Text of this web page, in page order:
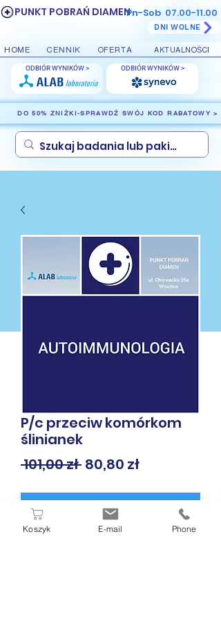
PUNKT POBRAŃ DIAMENPn-Sob 07.00-11.00
DNI WOLNE
HOME CENNIK OFERTA AKTUALNOŚCI
ODBIÓR WYNIKÓW > ODBIÓR WYNIKÓW >
DO 50% ZNIŻKI-SPRAWDŹ SWÓJ KOD RABATOWY >
P/c przeciw komórkom
ślinianek
101,00 zł Regularna
80,80 złCena
Dodaj do koszyka
Koszyk E-mail Phone